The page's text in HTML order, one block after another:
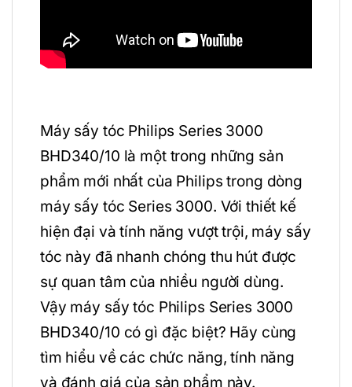
Máy sấy tóc Philips Series 3000
BHD340/10 là một trong những sản
phẩm mới nhất của Philips trong dòng
máy sấy tóc Series 3000. Với thiết kế
hiện đại và tính năng vượt trội, máy sấy
tóc này đã nhanh chóng thu hút được
sự quan tâm của nhiều người dùng.
Vậy máy sấy tóc Philips Series 3000
BHD340/10 có gì đặc biệt? Hãy cùng
tìm hiểu về các chức năng, tính năng
và đánh giá của sản phẩm này.